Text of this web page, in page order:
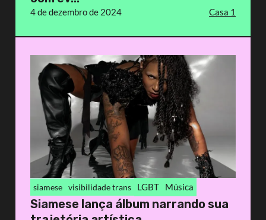
4 de dezembro de 2024 Casa 1
siamese visibilidade trans LGBT Música
Siamese lança álbum narrando sua